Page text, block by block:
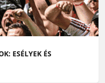
ESÉLYEK ÉS